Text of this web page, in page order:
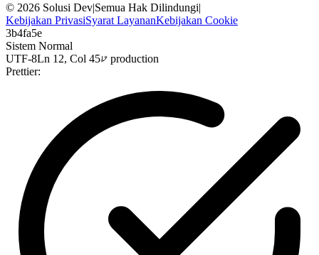
© 2026 Solusi Dev|Semua Hak Dilindungi|
Kebijakan PrivasiSyarat LayananKebijakan Cookie
3b4fa5e
Sistem Normal
UTF-8Ln 12, Col 45
production
Prettier: